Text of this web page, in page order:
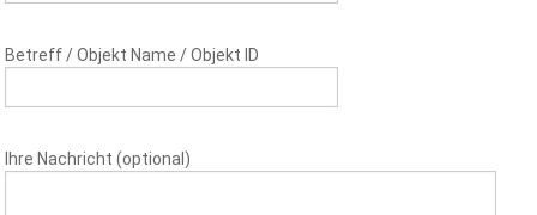
Betreff / Objekt Name / Objekt ID
Ihre Nachricht (optional)